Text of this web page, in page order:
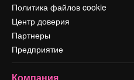
Политика файлов cookie
Центр доверия
Партнеры
Предприятие